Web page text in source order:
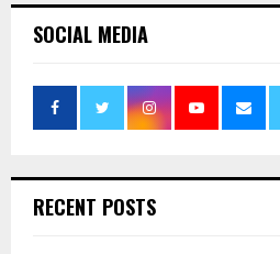
SOCIAL MEDIA
RECENT POSTS